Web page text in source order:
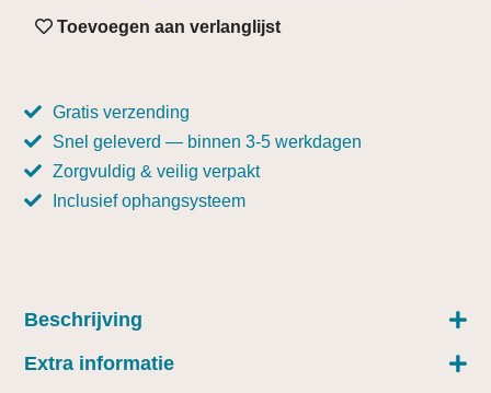
Toevoegen aan verlanglijst
Gratis verzending
Snel geleverd — binnen 3-5 werkdagen
Zorgvuldig & veilig verpakt
Inclusief ophangsysteem
Beschrijving
Extra informatie